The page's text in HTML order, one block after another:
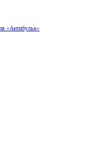
«Антибульк»